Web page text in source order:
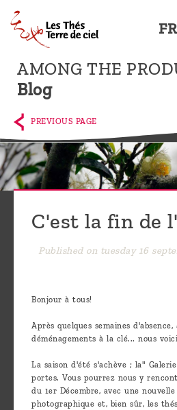
AMONG THE
Blog
FR
Home
The
shop
Terre
de
Ciel
producers,
Who
Discover
Pu'Erh
PREVIOUS PAGE
C'est la fin de
Published on tuesday 16
Bonjour à tous!
Après quelques semaines d'absence,
déménagements à la clé... nous
La saison d'été s'achève ; la"
portes. Vous pourrez nous y
du 1er Décembre, avec une
photographique et, bien sûr, les